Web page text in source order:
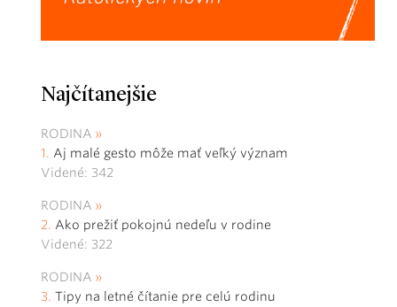
Najčítanejšie
RODINA
Aj malé gesto môže mať veľký význam
Videné: 342
RODINA
Ako prežiť pokojnú nedeľu v rodine
Videné: 322
RODINA
Tipy na letné čítanie pre celú rodinu